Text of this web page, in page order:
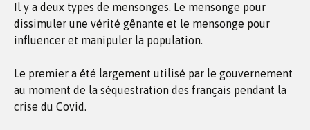
Il y a deux types de mensonges. Le mensonge pour
dissimuler une vérité gênante et le mensonge pour
influencer et manipuler la population.
Le premier a été largement utilisé par le gouvernement
au moment de la séquestration des français pendant la
crise du Covid.